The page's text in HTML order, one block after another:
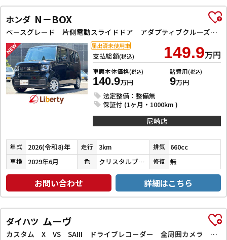
ホンダ N－BOX
ベースグレード 片側電動スライドドア アダプティブクルーズコントロール LEDヘッドライト クリアランスソナー スマートキー アイドリングストップ CVT ESC チップアップシート エアコン パワーウィンドウ
支払総額(税込) 149.9万円
車両本体価格(税込)
140.9万円
諸費用(税込)
9万円
法定整備：整備無
保証付 (1ヶ月・1000km )
届出済未使用車
尼崎店
年式 2026(令和8)年 走行 3km 排気 660cc
車検 2029年6月 色 クリスタルブラックパール 修復 無
お問い合わせ 詳細はこちら
ダイハツ ムーヴ
カスタム X VS SAIII ドライブレコーダー 全周囲カメラ ナビ TV クリアランスソナー 衝突被害軽減システム オートマチックハイビーム オートライト LEDヘッドランプ スマートキー アイドリングストップ 電動格納ミラー